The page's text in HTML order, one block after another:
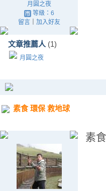
月圓之夜
等級：6
留言｜ 加入好友
文章推薦人 (1)
月圓之夜
素食 環保 救地球
素